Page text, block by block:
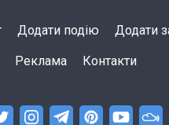
Додати подію Додати
Реклама Контакти